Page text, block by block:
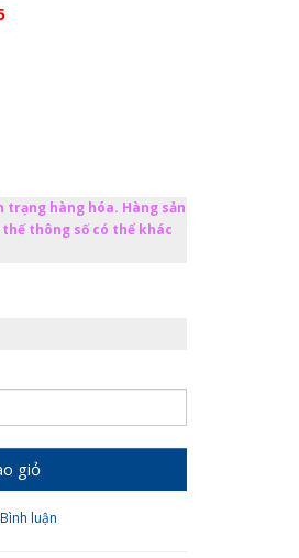
hàng hóa. Hàng sản
thông số có thể khác
giỏ
luận